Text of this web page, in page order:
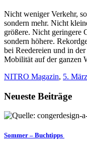
Nicht weniger Verkehr,
sondern mehr. Nicht
größere. Nicht geringere
sondern höhere.
bei Reedereien und in
Mobilität auf der ganzen
NITRO Magazin, 5.
Neueste Beiträge
Sommer – Buchtipps